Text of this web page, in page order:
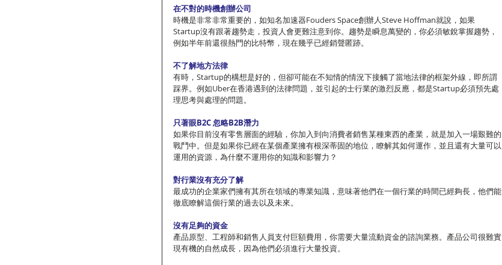
在不對的時機創辦公司
時機是非常非常重要的，如知名加速器Fouders Space創辦人Steve Hoffman就說，如果
Startup沒有跟著趨勢走，投資人會更難注意到你。趨勢是瞬息萬變的，你必須敏銳掌握趨勢，
例如半年前還很熱門的比特幣，現在幾乎已經銷聲匿跡。
不了解地方法律
有時，Startup的構想是好的，但卻可能在不知情的情況下接觸了當地法律的框架外線，即所謂
踩界。例如Uber在香港遇到的法律問題，並引起的士行業的激烈反應，都是Startup必須預先處
理思考與處理的問題。
只著眼B2C 忽略B2B潛力
如果你目前沒有零售層面的經驗，你加入到向消費者銷售某種東西的產業，就是加入一場艱難的
戰鬥中。但是如果你已經在某個產業擁有根深蒂固的地位，瞭解其如何運作，並且還有大量可以
運用的資源，為什麼不運用你的知識和影響力？
對行業沒有充分了解
最成功的企業家們擁有其所在領域的專業知識，意味著他們在一個行業的時間已經夠長，他們能
徹底瞭解這個行業的過去以及未來。
沒有足夠的資金
產品原型、工程師和銷售人員支付巨額費用，你需要大量流動資金的諮詢業務。產品公司很難實
現有機的自然成長，因為他們必須進行大量投資。